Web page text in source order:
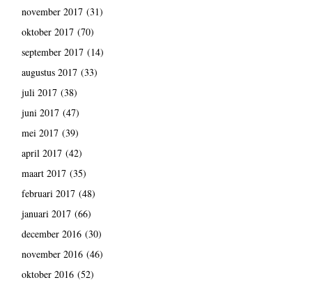
november 2017(31)
oktober 2017(70)
september 2017(14)
augustus 2017(33)
juli 2017(38)
juni 2017(47)
mei 2017(39)
april 2017(42)
maart 2017(35)
februari 2017(48)
januari 2017(66)
december 2016(30)
november 2016(46)
oktober 2016(52)